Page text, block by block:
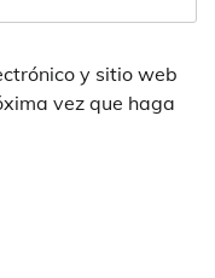
y sitio web
vez que haga